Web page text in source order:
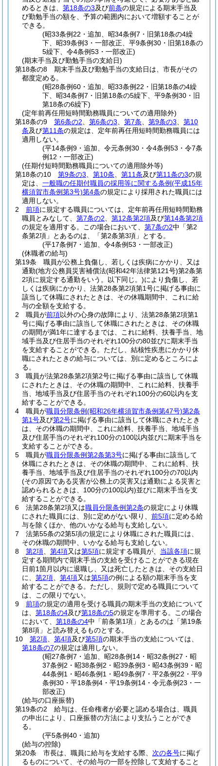
めるときは、 第18条の3及び前条の規定による期末手当及
び勤勉手当の額を、予算の範囲内において増額することが
できる。
(昭33条例22・追加、昭34条例7・旧第18条の4繰
下、昭39条例3・一部改正、平9条例30・旧第18条の
5繰下、令4条例53・一部改正)
(期末手当及び勤勉手当の支給日)
第18条の8
期末手当及び勤勉手当の支給日は、市長がその
都度定める。
(昭28条例60・追加、昭33条例22・旧第18条の4繰
下、昭34条例7・旧第18条の5繰下、平9条例30・旧
第18条の6繰下)
(定年前再任用短時間勤務職員についての適用除外)
第18条の9
第6条の2 第6条の3 第7条 第9条の3
第10
条及び第11条の規定は、定年前再任用短時間勤務職員には
適用しない。
(平14条例9・追加、令元条例30・令4条例53・令7条
例12・一部改正)
(任期付短時間勤務職員についての適用除外等)
第18条の10
第9条の3 第10条 第11条及び第11条の3の規
定は、 一般職の任期付職員の採用等に関する条例(平成15年
横須賀市条例第3号)第4条の規定により採用された職員には
適用しない。
2
前項に規定する職員については、定年前再任用短時間勤務
職員とみなして、 第7条の2 第12条第2項及び第14条第2項
の規定を適用する。
この場合において、 第7条の2中「第2
条第2項」とあるのは、「第2条第3項」とする。
(平17条例7・追加、令4条例53・一部改正)
(休職者の給与)
第19条
職員が公務上負傷し、若しくは疾病にかかり、又は
通勤(地方公務員災害補償法(昭和42年法律第121号)第2条第
2項に規定する通勤をいう。以下同じ。)により負傷し、若
しくは疾病にかかり、法第28条第2項第1号に掲げる事由に
該当して休職にされたときは、その休職期間中、これに給
与の全額を支給する。
2
職員が前項以外の心身の故障により、法第28条第2項第1
号に掲げる事由に該当して休職にされたときは、その休職
の期間が満1年に達するまでは、これに給料、扶養手当、地
域手当及び住居手当のそれぞれ100分の80並びに期末手当
を支給することができる。 ただし、結核性疾患にかかり休
職にされたときの給与については、別に定めるところによ
る。
3
職員が法第28条第2項第2号に掲げる事由に該当して休職
にされたときは、その休職の期間中、これに給料、扶養手
当、地域手当及び住居手当のそれぞれ100分の60以内を支
給することができる。
4
職員が職員分限条例(昭和26年横須賀市条例第47号)第2条
第1号及び第2号に掲げる事由に該当して休職にされたとき
は、その休職の期間中、これに給料、扶養手当、地域手当
及び住居手当のそれぞれ100分の100以内並びに期末手当を
支給することができる。
5
職員が職員分限条例第2条第3号に掲げる事由に該当して
休職にされたときは、その休職の期間中、これに給料、扶
養手当、地域手当及び住居手当のそれぞれ100分の70以内
(その原因である災害が公務上の災害又は通勤による災害と
認められるときは、100分の100以内)並びに期末手当を支
給することができる。
6
法第28条第2項又は職員分限条例第2条の規定により休職
にされた職員には、別に定めがない限り、 前5項に定める給
与を除くほか、他のいかなる給与も支給しない。
7
法第55条の2第5項の規定により休職にされた職員には、
その休職の期間中、いかなる給与も支給しない。
8
第2項 第4項又は第5項に規定する職員が、 当該各項に規
定する期間内で期末手当の支給を受けることができる現在
日前1箇月以内に退職し、又は死亡したときは、その支給日
に、 第2項 第4項又は第5項の例による額の期末手当を支
給することができる。 ただし、規則で定める職員について
は、この限りでない。
9
前項の規定の適用を受ける職員の期末手当の支給について
は、 第18条の4及び第18条の5の規定を準用する。
この場合
において、 第18条の4中「前条第1項」とあるのは「第19条
第8項」と読み替えるものとする。
10
第2項 第4項及び第5項の期末手当の支給については、
第18条の7の規定は適用しない。
(昭27条例7・追加、昭28条例14・昭32条例27・昭
37条例2・昭38条例2・昭39条例3・昭43条例39・昭
44条例1・昭46条例1・昭49条例7・平2条例22・平9
条例30・平18条例4・平19条例14・令元条例23・一
部改正)
(給与の口座振替)
第19条の2
給与は、任命権者が必要と認める場合は、職員
の申出により、口座振替の方法により支払うことができ
る。
(平5条例40・追加)
(給与の控除)
第20条
市長は、職員に給与を支給する際、 次の各号に掲げ
るものについて、その給与の一部を控除して支給すること